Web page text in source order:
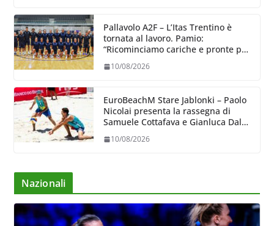
Pallavolo A2F – L’Itas Trentino è
tornata al lavoro. Pamio:
“Ricominciamo cariche e pronte per
10/08/2026
EuroBeachM Stare Jablonki – Paolo
Nicolai presenta la rassegna di
Samuele Cottafava e Gianluca Dal
10/08/2026
Nazionali